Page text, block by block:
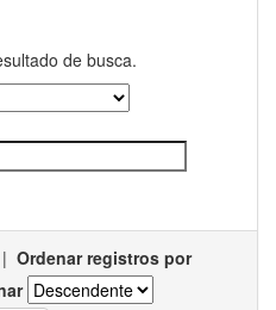
de busca.
| Ordenar registros por